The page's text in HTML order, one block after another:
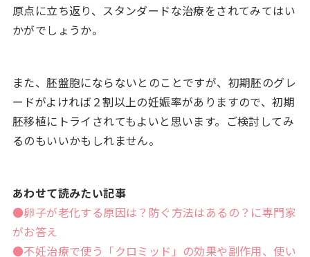
原点に立ち返り、スタンダードな治療をされてみてはい
かがでしょうか。
また、胚盤胞にならないとのことですが、初期胚のグレ
ードがよければ２割以上の妊娠率がありますので、初期
胚移植にトライされてもよいと思います。ご検討してみ
るのもいいかもしれません。
あわせて読みたい記事
●卵子が老化する原因は？防ぐ方法はあるの？に専門家
がお答え
●不妊治療で使う「クロミッド」の効果や副作用、使い